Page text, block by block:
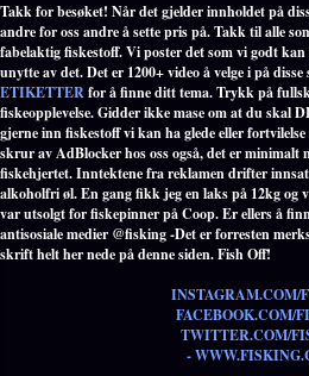
Takk for besøket! Når det gjelder innholdet på
andre for oss andre å sette pris på. Takk til alle
fabelaktig fiskestoff. Vi poster det som vi godt
unytte av det. Det er 1200+ video å velge i på
ETIKETTERfor å finne ditt tema. Trykk på
fiskeopplevelse. Gidder ikke mase om at du skal
gjerne inn fiskestoff vi kan ha glede eller fortvilelse
skrur av AdBlocker hos oss også, det er minimalt
fiskehjertet. Inntektene fra reklamen drifter
alkoholfri øl. En gang fikk jeg en laks på 12kg og
var utsolgt for fiskepinner på Coop. Er ellers å
antisosiale medier @fisking -Det er forresten
skrift helt her nede på denne siden. Fish Off!
INSTAGRAM.COM/
FACEBOOK.COM/
TWITTER.COM/
-